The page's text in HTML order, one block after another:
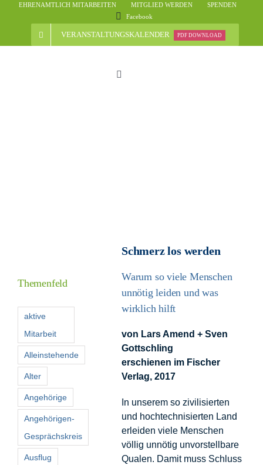
EHRENAMTLICH MITARBEITEN MITGLIED WERDEN
SPENDEN
Facebook
VERANSTALTUNGSKALENDER PDF DOWNLOAD
Toggle
Kontakt
Suche
Schmerz los werden
Warum so viele Menschen
unnötig leiden und was
wirklich hilft
von Lars Amend + Sven
Gottschling
erschienen im Fischer
Verlag, 2017
In unserem so zivilisierten
und hochtechnisierten Land
erleiden viele Menschen
völlig unnötig unvorstellbare
Qualen. Damit muss Schluss
Themenfeld
aktive
Mitarbeit
Alleinstehende
Alter
Angehörige
Angehörigen-
Gesprächskreis
Ausflug